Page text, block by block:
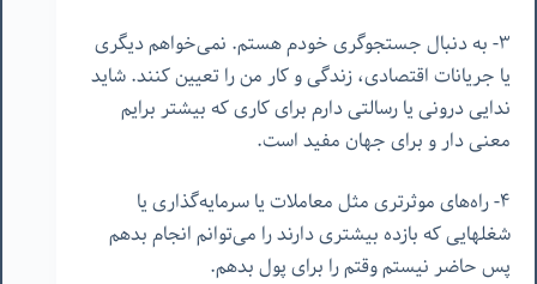
٣- به دنبال جستجوگری خودم هستم. نمی‌خواهم دیگری
یا جریانات اقتصادی، زندگی و کار من را تعیین کنند. شاید
ندایی درونی یا رسالتی دارم برای کاری که بیشتر برایم
معنی دار و برای جهان مفید است.
۴- راه‌های موثرتری مثل معاملات یا سرمایه‌گذاری یا
شغلهایی که بازده بیشتری دارند را می‌توانم انجام بدهم
پس حاضر نیستم وقتم را برای پول بدهم.